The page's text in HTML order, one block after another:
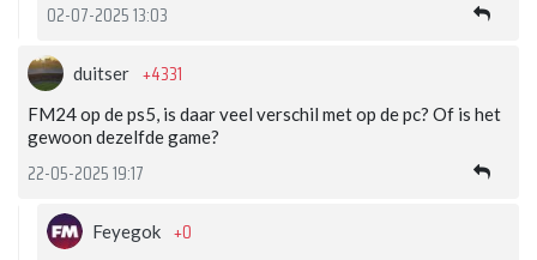
02-07-2025 13:03
duitser +4331
FM24 op de ps5, is daar veel verschil met op de pc? Of is het
gewoon dezelfde game?
22-05-2025 19:17
Feyegok +0